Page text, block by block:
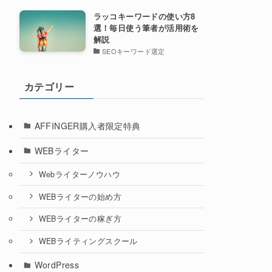
ラッコキーワードの使い方8
選！毎日使う筆者が活用術を
解説
SEOキーワード選定
カテゴリー
AFFINGER購入者限定特典
WEBライター
Webライターノウハウ
WEBライターの始め方
WEBライターの稼ぎ方
WEBライティングスクール
WordPress